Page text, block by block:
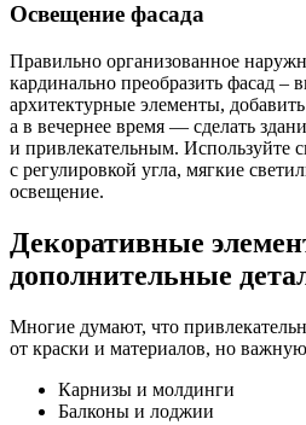
Освещение фасада
Правильно организованное
кардинально преобразить фасад –
архитектурные элементы,
а в вечернее время — сделать
и привлекательным. Используйте
с регулировкой угла, мягкие
освещение.
Декоративные
дополнительные
Многие думают, что
от краски и материалов, но
Карнизы и молдинги
Балконы и лоджии